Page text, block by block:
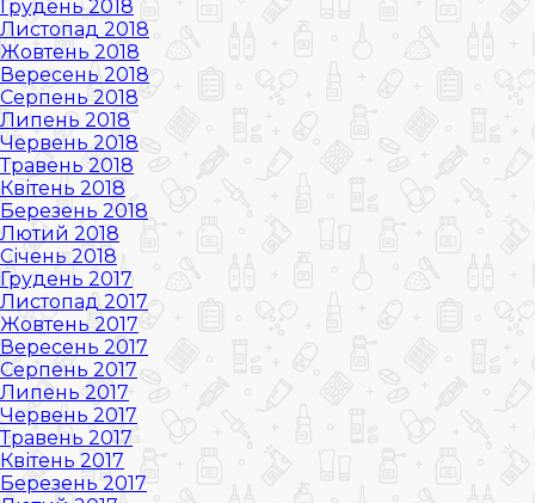
Грудень 2018
Листопад 2018
Жовтень 2018
Вересень 2018
Серпень 2018
Липень 2018
Червень 2018
Травень 2018
Квітень 2018
Березень 2018
Лютий 2018
Січень 2018
Грудень 2017
Листопад 2017
Жовтень 2017
Вересень 2017
Серпень 2017
Липень 2017
Червень 2017
Травень 2017
Квітень 2017
Березень 2017